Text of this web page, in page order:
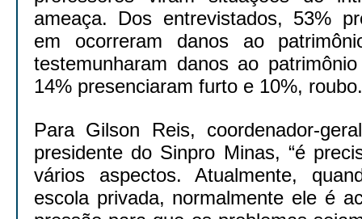
ameaça. Dos entrevistados, 53%
em ocorreram danos ao
testemunharam danos ao
14% presenciaram furto e 10%, roubo.
Para Gilson Reis, coordenador-
presidente do Sinpro Minas, “é
vários aspectos. Atualmente,
escola privada, normalmente ele é